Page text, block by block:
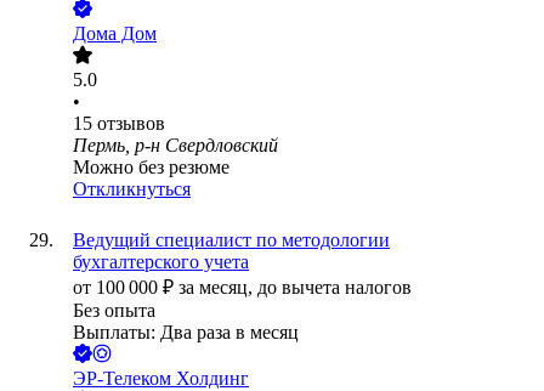
Дома Дом
5.0
•
15 отзывов
Пермь, р-н Свердловский
Можно без резюме
Откликнуться
Ведущий специалист по методологии
бухгалтерского учета
от 100 000 ₽ за месяц, до вычета налогов
Без опыта
Выплаты: Два раза в месяц
ЭР-Телеком Холдинг